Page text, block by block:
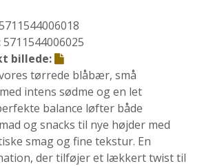
5711544006025
billede:
tørrede blåbær, små
intens sødme og en let
balance løfter både
og snacks til nye højder med
smag og fine tekstur. En
der tilføjer et lækkert twist til